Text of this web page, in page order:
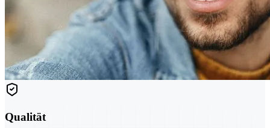
Qualität